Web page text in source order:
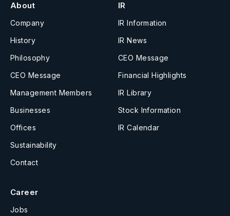
About
Company
History
Philosophy
CEO Message
Management Members
Businesses
Offices
Sustainability
Contact
IR
IR Information
IR News
CEO Message
Financial Highlights
IR Library
Stock Information
IR Calendar
Career
Jobs